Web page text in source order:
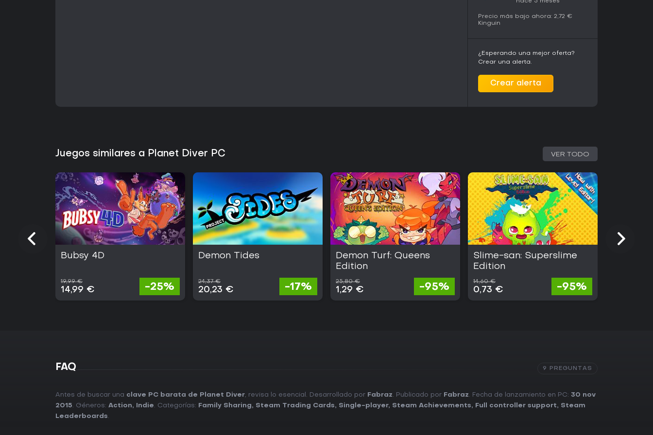
Are you ready to tackle the vastness of space and become the raddest,
intergalactic chasm diver? Yeah, of course you are! Get diving!
strategy title for iOs & Android. It acclaimed critical success and was featured by
Apple numerous times, while appearing on countless renowned sites including
The Wild Wild Pixel was an adventure game for Mac & PC and raised over
Precio más bajo ahora: 2,72 €
Kinguin
¿Esperando una mejor oferta?
Crear una alerta.
Crear alerta
Juegos similares a Planet Diver PC VER TODO
Bubsy 4D
19,99 €
14,99 € -25%
Demon Tides
24,37 €
20,23 € -17%
Demon Turf: Queens
Edition
25,80 €
1,29 € -95%
Slime-san: Superslime
Edition
14,60 €
0,73 € -95%
FAQ 9 PREGUNTAS
Antes de buscar una clave PC barata de Planet Diver, revisa lo esencial. Desarrollado por Fabraz. Publicado por Fabraz. Fecha de lanzamiento en PC: 30 nov
2015. Géneros: Action, Indie. Categorías: Family Sharing, Steam Trading Cards, Single-player, Steam Achievements, Full controller support, Steam
Leaderboards.